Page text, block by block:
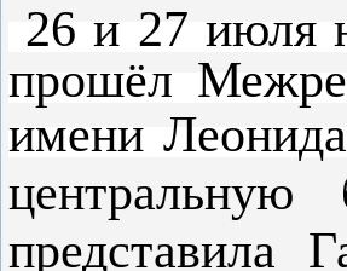
26 и 27 июля
прошёл
имени
представила